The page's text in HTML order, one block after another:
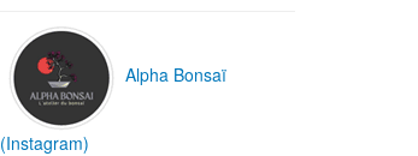
Alpha Bonsaï
(Instagram)